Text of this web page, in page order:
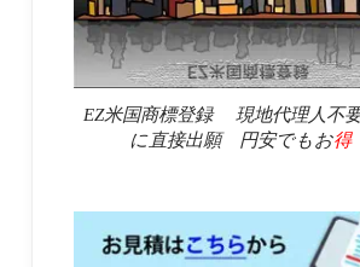
EZ米国商標登録 現地代理人不
に直接出願 円安でもお得